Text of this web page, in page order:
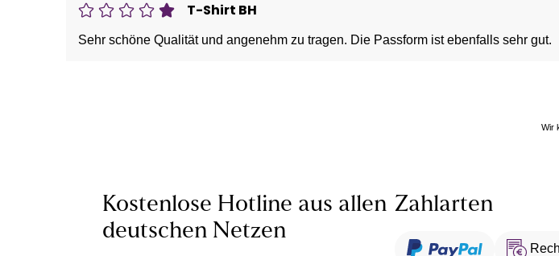
T-Shirt BH
Sehr schöne Qualität und angenehm zu tragen. Die Passform ist ebenfalls sehr gut.
Wir
Kostenlose Hotline aus allen
deutschen Netzen
Zahlarten